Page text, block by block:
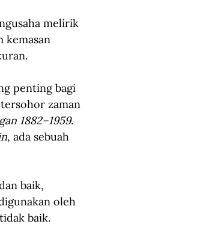
melirik
kemasan
penting bagi
zaman
1882–1959.
, ada sebuah
baik,
oleh
baik.